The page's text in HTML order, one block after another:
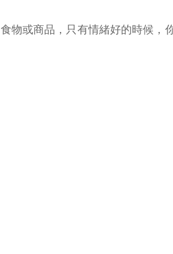
物或商品，只有情緒好的時候，